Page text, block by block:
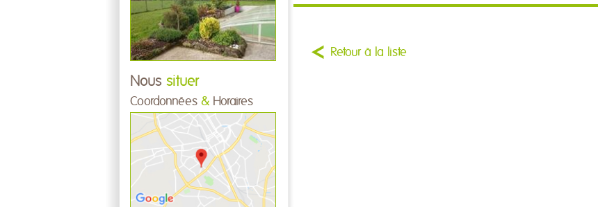
Nous situer
Coordonnées & Horaires
Retour à la liste